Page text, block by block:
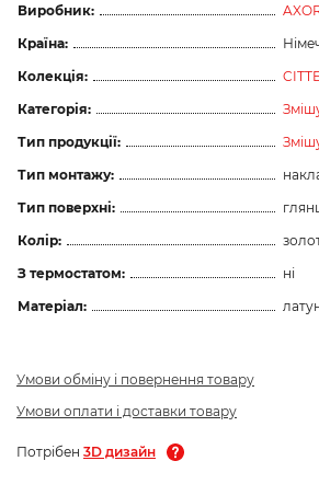
Виробник:
Країна:
Колекція:
Категорія:
Тип продукції:
Тип монтажу:
Тип поверхні:
Колір:
З термостатом:
ні
Матеріал:
Умови обміну і повернення товару
Умови оплати і доставки товару
Потрібен 3D дизайн